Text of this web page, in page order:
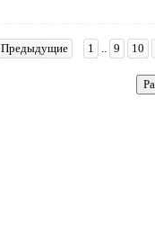
Предыдущие 1 .. 9 10